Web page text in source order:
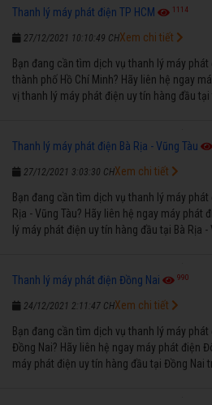
Thanh lý máy phát điện TP HCM 1114
27/12/2021 10:10:49 CH
Bạn đang cần tìm dịch vụ thanh lý máy
thành phố Hồ Chí Minh? Hãy liên hệ ngay
vị thanh lý máy phát điện uy tín hàng đầu
Xem chi tiết
Thanh lý máy phát điện Bà Rịa - Vũng Tàu
27/12/2021 3:03:30 CH
Bạn đang cần tìm dịch vụ thanh lý máy
Rịa - Vũng Tàu? Hãy liên hệ ngay máy phát
lý máy phát điện uy tín hàng đầu tại Bà Rịa
Xem chi tiết
Thanh lý máy phát điện Đồng Nai 990
24/12/2021 2:11:47 CH
Bạn đang cần tìm dịch vụ thanh lý máy
Đồng Nai? Hãy liên hệ ngay máy phát điện
máy phát điện uy tín hàng đầu tại Đồng Nai
Xem chi tiết